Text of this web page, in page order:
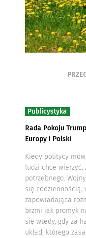
Publicystyka
Rada Pokoju
Europy i Polski
Kiedy politycy
ludzi chce wierzyć,
potrzebnego.
się codziennością,
zapowiadająca
brzmi jak promyk
się wtedy, gdy za
układ, którego